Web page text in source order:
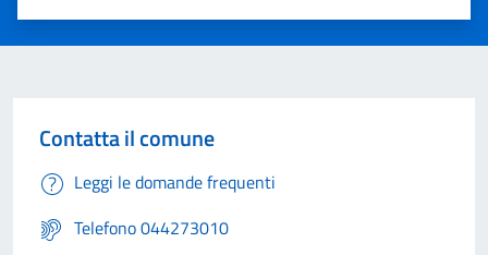
Valuta 5 stelle su 5
Valuta 4 stelle su 5
Valuta 3 stelle su 5
Valuta 2 stelle su 5
Valuta 1 stelle su 5
Contatta il comune
Leggi le domande frequenti
Telefono 044273010